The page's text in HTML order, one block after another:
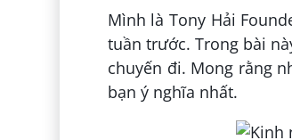
Mình là Tony Hải
tuần trước. Trong bài
chuyến đi. Mong rằng
bạn ý nghĩa nhất.